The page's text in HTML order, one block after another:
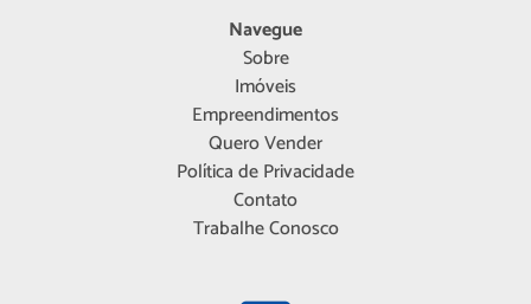
Navegue
Sobre
Imóveis
Empreendimentos
Quero Vender
Política de Privacidade
Contato
Trabalhe Conosco